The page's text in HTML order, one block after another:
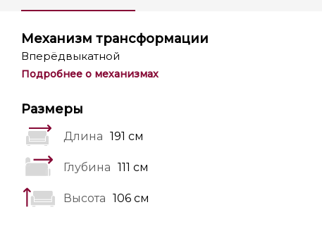
Механизм трансформации
Вперёдвыкатной
Подробнее о механизмах
Размеры
Длина 191 см
Глубина 111 см
Высота 106 см